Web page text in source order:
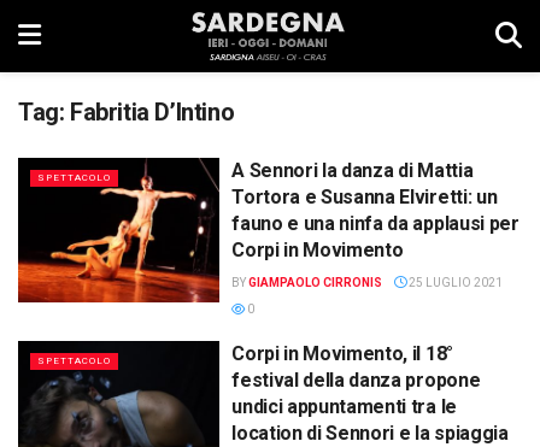
Tag: Fabritia D’Intino
SPETTACOLO
A Sennori la danza di Mattia
Tortora e Susanna Elviretti: un
fauno e una ninfa da applausi per
Corpi in Movimento
BYGIAMPAOLO CIRRONIS
25 LUGLIO 2021
0
SPETTACOLO
Corpi in Movimento, il 18°
festival della danza propone
undici appuntamenti tra le
location di Sennori e la spiaggia